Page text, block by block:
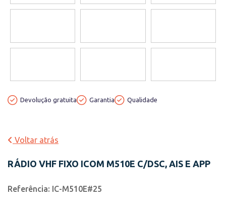
Devolução gratuita Garantia Qualidade
Voltar atrás
RÁDIO VHF FIXO ICOM M510E C/DSC, AIS E APP
Referência: IC-M510E#25